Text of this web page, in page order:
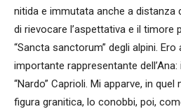
nitida e immutata anche a distanza
di rievocare l’aspettativa e il timore
“Sancta sanctorum” degli alpini.
importante rappresentante
“Nardo” Caprioli. Mi apparve, in
figura granitica, lo conobbi, poi,